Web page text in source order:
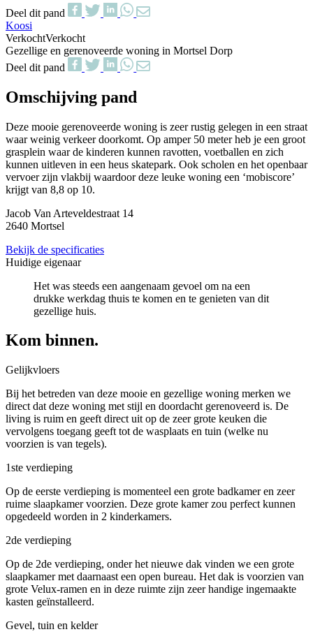
Deel dit pand
Koosi
VerkochtVerkocht
Gezellige en gerenoveerde woning in Mortsel Dorp
Deel dit pand
Omschijving pand
Deze mooie gerenoveerde woning is zeer rustig gelegen in een straat
waar weinig verkeer doorkomt. Op amper 50 meter heb je een groot
grasplein waar de kinderen kunnen ravotten, voetballen en zich
kunnen uitleven in een heus skatepark. Ook scholen en het openbaar
vervoer zijn vlakbij waardoor deze leuke woning een ‘mobiscore’
krijgt van 8,8 op 10.
Jacob Van Arteveldestraat 14
2640 Mortsel
Bekijk de specificaties
Huidige eigenaar
Het was steeds een aangenaam gevoel om na een
drukke werkdag thuis te komen en te genieten van dit
gezellige huis.
Kom binnen.
Gelijkvloers
Bij het betreden van deze mooie en gezellige woning merken we
direct dat deze woning met stijl en doordacht gerenoveerd is. De
living is ruim en geeft direct uit op de zeer grote keuken die
vervolgens toegang geeft tot de wasplaats en tuin (welke nu
voorzien is van tegels).
1ste verdieping
Op de eerste verdieping is momenteel een grote badkamer en zeer
ruime slaapkamer voorzien. Deze grote kamer zou perfect kunnen
opgedeeld worden in 2 kinderkamers.
2de verdieping
Op de 2de verdieping, onder het nieuwe dak vinden we een grote
slaapkamer met daarnaast een open bureau. Het dak is voorzien van
grote Velux-ramen en in deze ruimte zijn zeer handige ingemaakte
kasten geïnstalleerd.
Gevel, tuin en kelder